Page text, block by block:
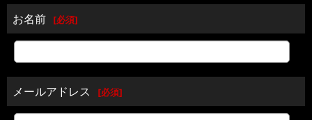
お名前 [必須]
メールアドレス [必須]